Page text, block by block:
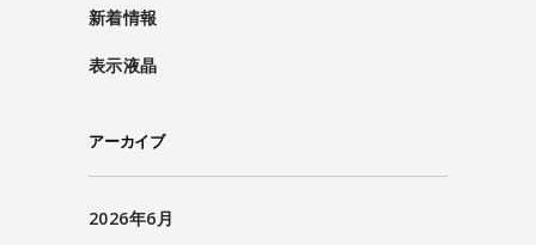
新着情報
表示液晶
アーカイブ
2026年6月